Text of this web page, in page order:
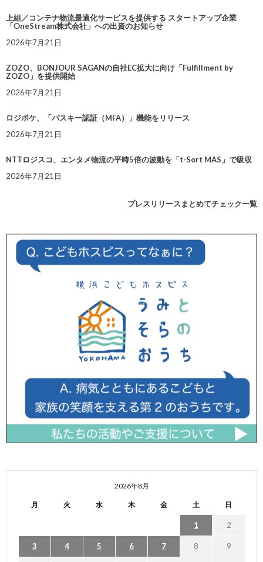
上組／コンテナ物流最適化サービスを提供する スタートアップ企業
「OneStream株式会社」への出資のお知らせ
2026年7月21日
ZOZO、BONJOUR SAGANの自社EC拡大に向け「Fulfillment by
ZOZO」を提供開始
2026年7月21日
ロジポケ、「パスキー認証（MFA）」機能をリリース
2026年7月21日
NTTロジスコ、エンタメ物流の平時5倍の波動を「t-Sort MAS」で吸収
2026年7月21日
プレスリリースまとめてチェック一覧
2026年8月
月 火 水 木 金 土 日
1 2
3 4 5 6 7 8 9